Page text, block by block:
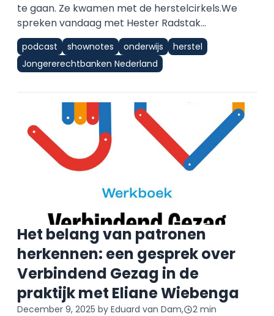
te gaan. Ze kwamen met de herstelcirkels.We
spreken vandaag met Hester Radstak...
podcast shownotes onderwijs
herstel
Jongererechtbanken Nederland
Het belang van patronen
herkennen: een gesprek over
Verbindend Gezag in de
praktijk met Eliane Wiebenga
December 9, 2025 by Eduard van Dam, 2 min